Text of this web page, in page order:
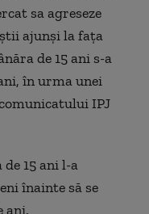
sa agreseze
ajunși la fața
de 15 ani s-a
în urma unei
IPJ
15 ani l-a
înainte să se
ani.